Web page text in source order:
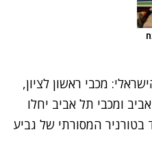
מכבי ראשון לציון,
ומכבי תל אביב יחלו
המסורתי של גביע